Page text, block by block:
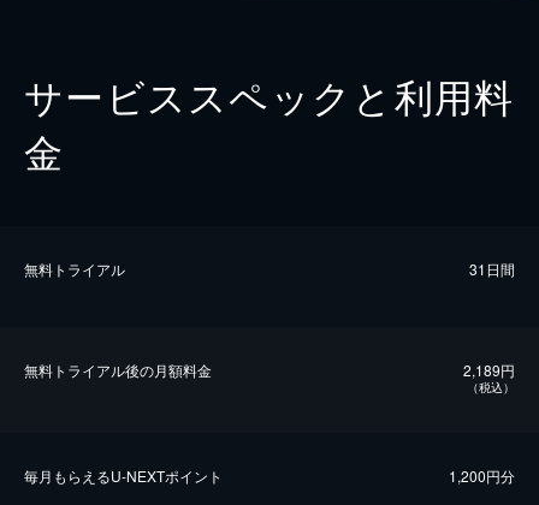
サービススペックと利用料
金
無料トライアル 31日間
無料トライアル後の⽉額料金 2,189円
（税込）
毎⽉もらえるU-NEXTポイント 1,200円分